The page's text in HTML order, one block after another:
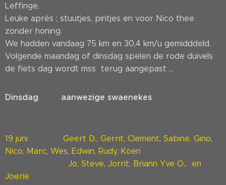
Leffinge.
Leuke après ; stuutjes, pintjes en voor Nico thee
zonder honing.
We hadden vandaag 75 km en 30,4 km/u gemidddeld.
Volgende maandag of dinsdag spelen de rode duivels
de fiets dag wordt mss terug aangepast ...
Dinsdag aanwezige swaenekes
19 juni Geert D., Gerrit, Clement, Sabine, Gino,
Nico, Marc, Wes, Edwin, Rudy, Koen
Jo, Steve, Jorrit, Briann Yve O., en
Joerie